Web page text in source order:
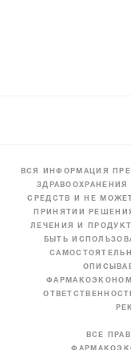
ВСЯ ИНФОРМАЦИЯ
СРЕДСТВ И НЕ
ПРИНЯТИИ
ЛЕЧЕНИЯ И
БЫТЬ
ВСЕ